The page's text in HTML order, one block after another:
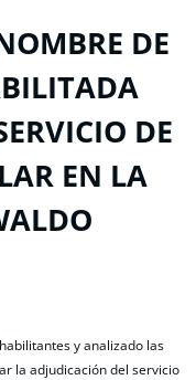
ESCOLAR EN LA
DE
DE
EN LA
y analizado las
la adjudicación del servicio